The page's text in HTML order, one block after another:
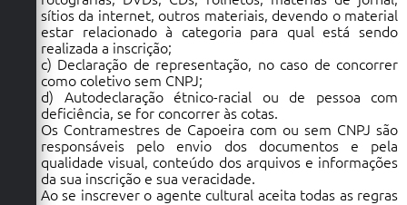
sítios da internet, outros materiais, devendo o material
estar relacionado à categoria para qual está sendo
realizada a inscrição;
c) Declaração de representação, no caso de concorrer
como coletivo sem CNPJ;
d) Autodeclaração étnico-racial ou de pessoa com
deficiência, se for concorrer às cotas.
Os Contramestres de Capoeira com ou sem CNPJ são
responsáveis pelo envio dos documentos e pela
qualidade visual, conteúdo dos arquivos e informações
da sua inscrição e sua veracidade.
Ao se inscrever o agente cultural aceita todas as regras